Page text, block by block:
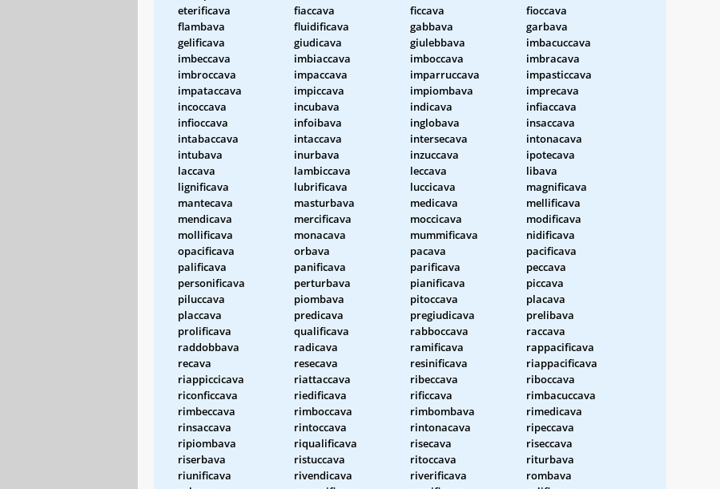
eterificava
fiaccava ficcava
fioccava
flambava
fluidificava gabbava
garbava
gelificava
giudicava giulebbava
imbacuccava
imbeccava
imbiaccava imboccava
imbracava
imbroccava
impaccava imparruccava
impasticcava
impataccava
impiccava impiombava
imprecava
incoccava
incubava indicava
infiaccava
infioccava
infoibava inglobava
insaccava
intabaccava
intaccava intersecava
intonacava
intubava
inurbava inzuccava
ipotecava
laccava
lambiccava leccava
libava
lignificava
lubrificava luccicava
magnificava
mantecava
masturbava medicava
mellificava
mendicava
mercificava moccicava
modificava
mollificava
monacava mummificava
nidificava
opacificava
orbava pacava
pacificava
palificava
panificava parificava
peccava
personificava
perturbava pianificava
piccava
piluccava
piombava pitoccava
placava
placcava
predicava pregiudicava
prelibava
prolificava
qualificava rabboccava
raccava
raddobbava
radicava ramificava
rappacificava
recava
resecava resinificava
riappacificava
riappiccicava
riattaccava ribeccava
riboccava
riconficcava
riedificava rificcava
rimbacuccava
rimbeccava
rimboccava rimbombava
rimedicava
rinsaccava
rintoccava rintonacava
ripeccava
ripiombava
riqualificava risecava
riseccava
riserbava
ristuccava ritoccava
riturbava
riunificava
rivendicava riverificava
rombava